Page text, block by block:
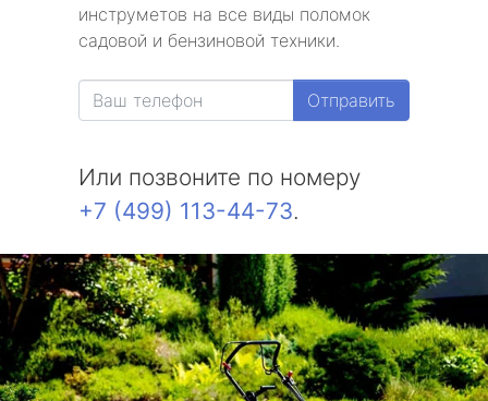
инструметов на все виды поломок
садовой и бензиновой техники.
Отправить
Или позвоните по номеру
+7 (499) 113-44-73.